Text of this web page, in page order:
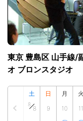
東京 豊島区 山手線/
オ ブロンスタジオ
土
8
8
日
9
月
10
火
11